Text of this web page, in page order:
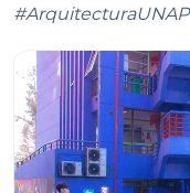
#ArquitecturaUNAP